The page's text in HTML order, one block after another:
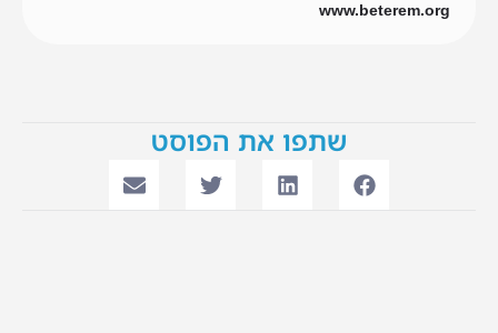
www.beterem.org
שתפו את הפוסט